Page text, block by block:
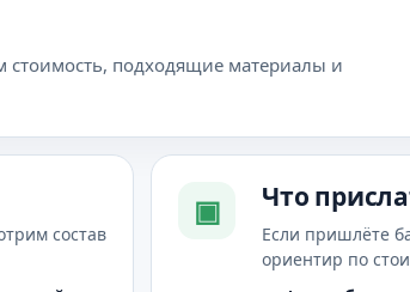
стоимость, подходящие материалы и
состав
▣ Что
Если пришлёте
ориентир по